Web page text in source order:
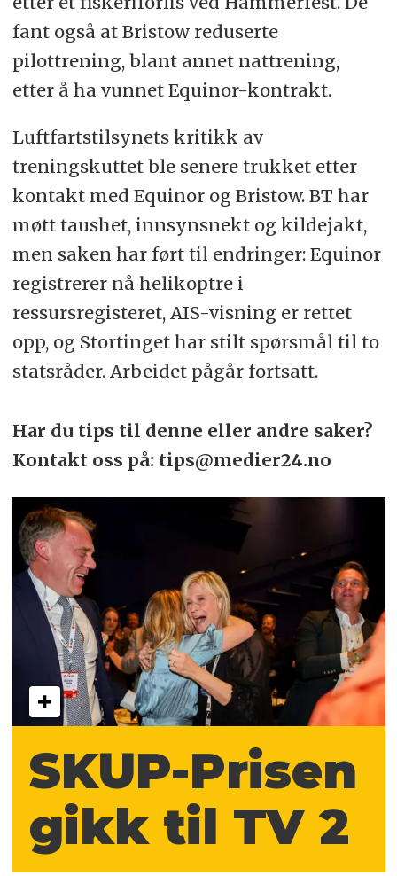
fant også at Bristow reduserte
pilottrening, blant annet nattrening,
etter å ha vunnet Equinor-kontrakt.
Luftfartstilsynets kritikk av
treningskuttet ble senere trukket etter
kontakt med Equinor og Bristow. BT har
møtt taushet, innsynsnekt og kildejakt,
men saken har ført til endringer: Equinor
registrerer nå helikoptre i
ressursregisteret, AIS-visning er rettet
opp, og Stortinget har stilt spørsmål til to
statsråder. Arbeidet pågår fortsatt.
Har du tips til denne eller andre saker?
Kontakt oss på: tips@medier24.no
SKUP-Prisen
gikk til TV 2